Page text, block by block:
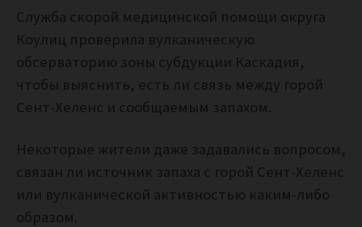
Служба скорой медицинской помощи округа
Коулиц проверила вулканическую
обсерваторию зоны субдукции Каскадия,
чтобы выяснить, есть ли связь между горой
Сент-Хеленс и сообщаемым запахом.
Некоторые жители даже задавались вопросом,
связан ли источник запаха с горой Сент-Хеленс
или вулканической активностью каким-либо
образом.